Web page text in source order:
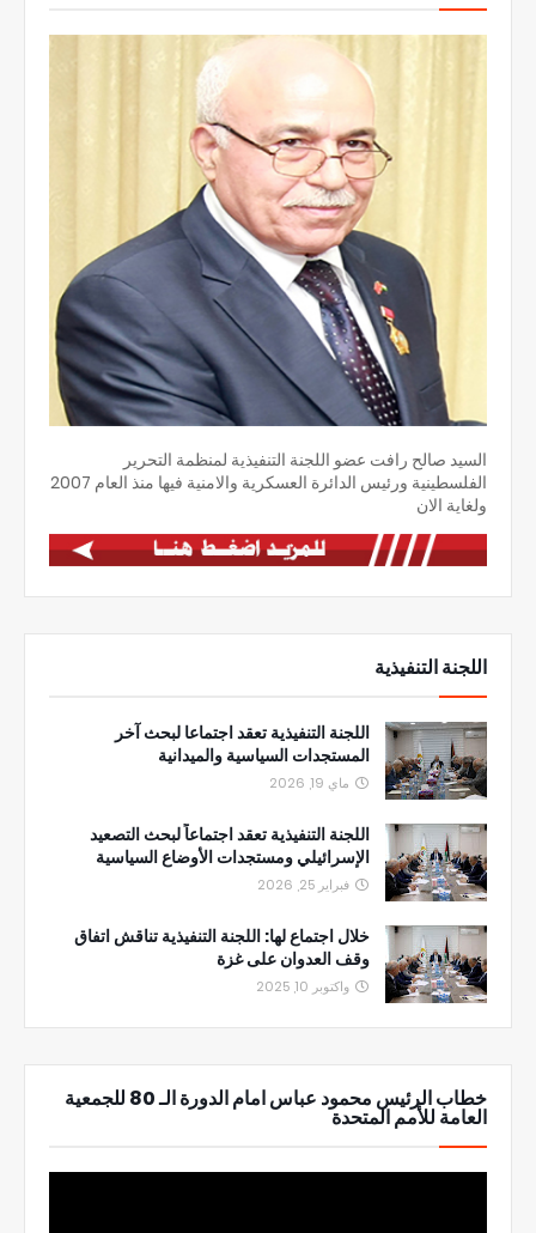
السيد صالح رافت عضو اللجنة التنفيذية لمنظمة التحرير
الفلسطينية ورئيس الدائرة العسكرية والامنية فيها منذ العام 2007
ولغاية الان
اللجنة التنفيذية
اللجنة التنفيذية تعقد اجتماعا لبحث آخر
المستجدات السياسية والميدانية
ماي 19, 2026
اللجنة التنفيذية تعقد اجتماعاً لبحث التصعيد
الإسرائيلي ومستجدات الأوضاع السياسية
فبراير 25, 2026
خلال اجتماع لها: اللجنة التنفيذية تناقش اتفاق
وقف العدوان على غزة
واكتوبر 10, 2025
خطاب الرئيس محمود عباس امام الدورة الـ 80 للجمعية
العامة للأمم المتحدة